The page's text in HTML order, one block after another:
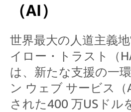
（AI）
世界最大の人道主義
イロー・トラスト（
は、新たな支援の一
ン ウェブ サービス（
された400 万USドル